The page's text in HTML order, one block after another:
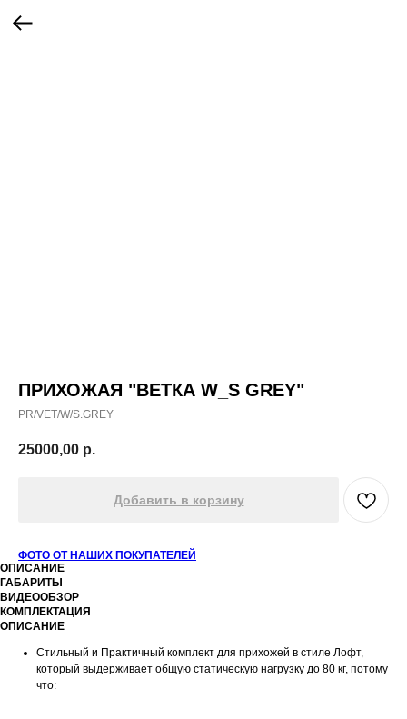
ПРИХОЖАЯ "ВЕТКА W_S GREY"
PR/VET/W/S.GREY
25000,00 р.
Добавить в корзину
ФОТО ОТ НАШИХ ПОКУПАТЕЛЕЙ
ОПИСАНИЕ
ГАБАРИТЫ
ВИДЕООБЗОР
КОМПЛЕКТАЦИЯ
ОПИСАНИЕ
Стильный и Практичный комплект для прихожей в стиле Лофт,
который выдерживает общую статическую нагрузку до 80 кг, потому
что: